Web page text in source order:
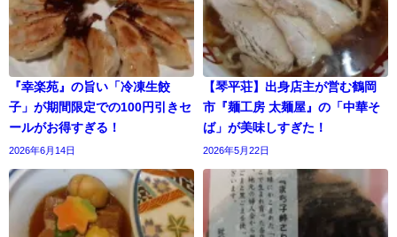
『幸楽苑』の旨い「冷凍生餃
子」が期間限定での100円引きセ
ールがお得すぎる！
2026年6月14日
【琴平荘】出身店主が営む鶴岡
市『麺工房 太麺屋』の「中華そ
ば」が美味しすぎた！
2026年5月22日